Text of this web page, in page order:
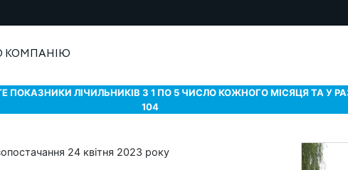
КОМПАНІЮ
ЛІЧИЛЬНИКІВ З 1 ПО 5 ЧИСЛО КОЖНОГО МІСЯЦЯ ТА У
104